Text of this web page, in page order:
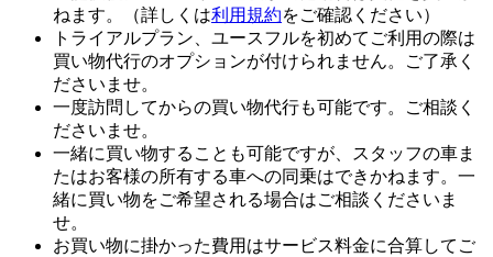
ねます。（詳しくは利用規約をご確認ください）
トライアルプラン、ユースフルを初めてご利用の際は
買い物代行のオプションが付けられません。ご了承く
ださいませ。
一度訪問してからの買い物代行も可能です。ご相談く
ださいませ。
一緒に買い物することも可能ですが、スタッフの車ま
たはお客様の所有する車への同乗はできかねます。一
緒に買い物をご希望される場合はご相談くださいま
せ。
お買い物に掛かった費用はサービス料金に合算してご